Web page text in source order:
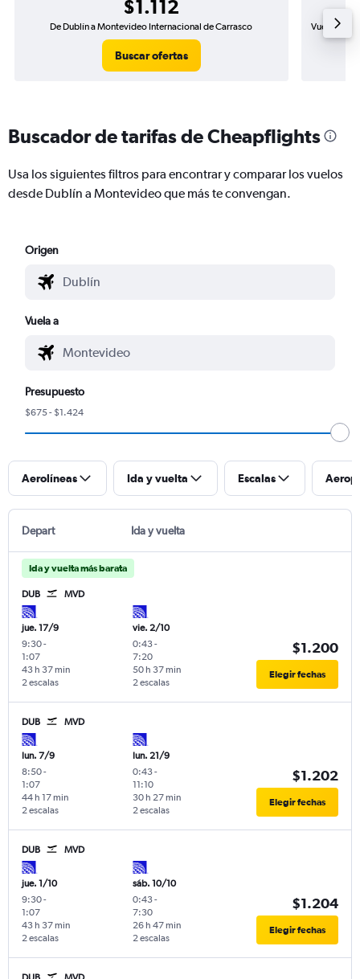
$1.112
De Dublín a Montevideo Internacional de Carrasco
Buscar ofertas
Vuelo de
Buscador de tarifas de Cheapflights
Usa los siguientes filtros para encontrar y comparar los vuelos
desde Dublín a Montevideo que más te convengan.
Origen
Vuela a
Presupuesto
$675 - $1.424
Aerolíneas Ida y vuelta Escalas
Depart Ida y vuelta
Ida y vuelta más barata
DUB MVD
jue. 17/9
9:30-
1:07
2 escalas
43 h 37 min
vie. 2/10
0:43-
7:20
2 escalas
50 h 37 min
$1.200
Elegir fechas
DUB MVD
lun. 7/9
8:50-
1:07
2 escalas
44 h 17 min
lun. 21/9
0:43-
11:10
2 escalas
30 h 27 min
$1.202
Elegir fechas
DUB MVD
jue. 1/10
9:30-
1:07
2 escalas
43 h 37 min
sáb. 10/10
0:43-
7:30
2 escalas
26 h 47 min
$1.204
Elegir fechas